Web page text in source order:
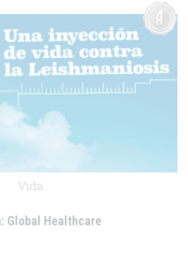
Vida
Global Healthcare